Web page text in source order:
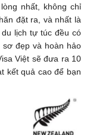
nhất, không chỉ
đặt ra, và nhất là
lịch tự túc đều có
đẹp và hoàn hảo
Việt sẽ đưa ra 10
kết quả cao để bạn